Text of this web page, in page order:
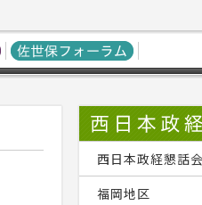
西日本政経懇話会
福岡地区